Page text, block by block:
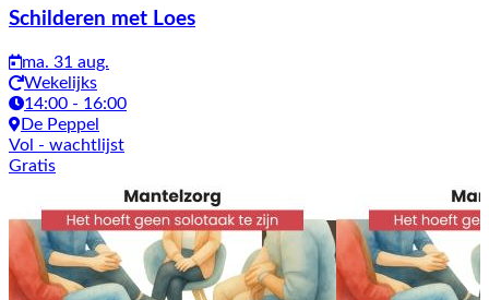
Activiteiten
Schilderen met Loes
ma. 31 aug.
Wekelijks
14:00 - 16:00
De Peppel
Vol - wachtlijst
Gratis